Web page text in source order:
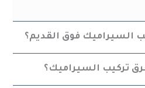
السيراميك فوق القديم؟
تركيب السيراميك؟